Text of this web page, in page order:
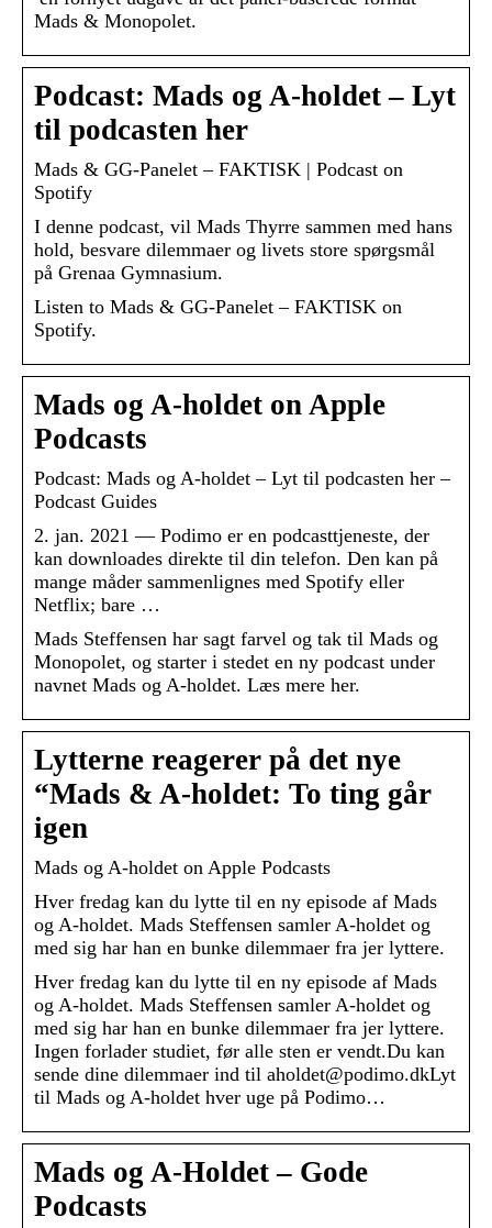
Mads & Monopolet.
Podcast: Mads og A-holdet – Lyt
til podcasten her
Mads & GG-Panelet – FAKTISK | Podcast on
Spotify
I denne podcast, vil Mads Thyrre sammen med hans
hold, besvare dilemmaer og livets store spørgsmål
på Grenaa Gymnasium.
Listen to Mads & GG-Panelet – FAKTISK on
Spotify.
Mads og A-holdet on Apple
Podcasts
Podcast: Mads og A-holdet – Lyt til podcasten her –
Podcast Guides
2. jan. 2021 — Podimo er en podcasttjeneste, der
kan downloades direkte til din telefon. Den kan på
mange måder sammenlignes med Spotify eller
Netflix; bare …
Mads Steffensen har sagt farvel og tak til Mads og
Monopolet, og starter i stedet en ny podcast under
navnet Mads og A-holdet. Læs mere her.
Lytterne reagerer på det nye
“Mads & A-holdet: To ting går
igen
‎Mads og A-holdet on Apple Podcasts
Hver fredag kan du lytte til en ny episode af Mads
og A-holdet. Mads Steffensen samler A-holdet og
med sig har han en bunke dilemmaer fra jer lyttere.
Hver fredag kan du lytte til en ny episode af Mads
og A-holdet. Mads Steffensen samler A-holdet og
med sig har han en bunke dilemmaer fra jer lyttere.
Ingen forlader studiet, før alle sten er vendt.Du kan
sende dine dilemmaer ind til aholdet@podimo.dkLyt
til Mads og A-holdet hver uge på Podimo…
Mads og A-Holdet – Gode
Podcasts